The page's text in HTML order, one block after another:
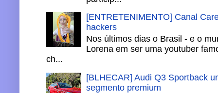
[ENTRETENIMENTO] Canal
hackers
Nos últimos dias o Brasil - e o
Lorena em ser uma youtuber
ch...
[BLHECAR] Audi Q3 Sportback
segmento premium